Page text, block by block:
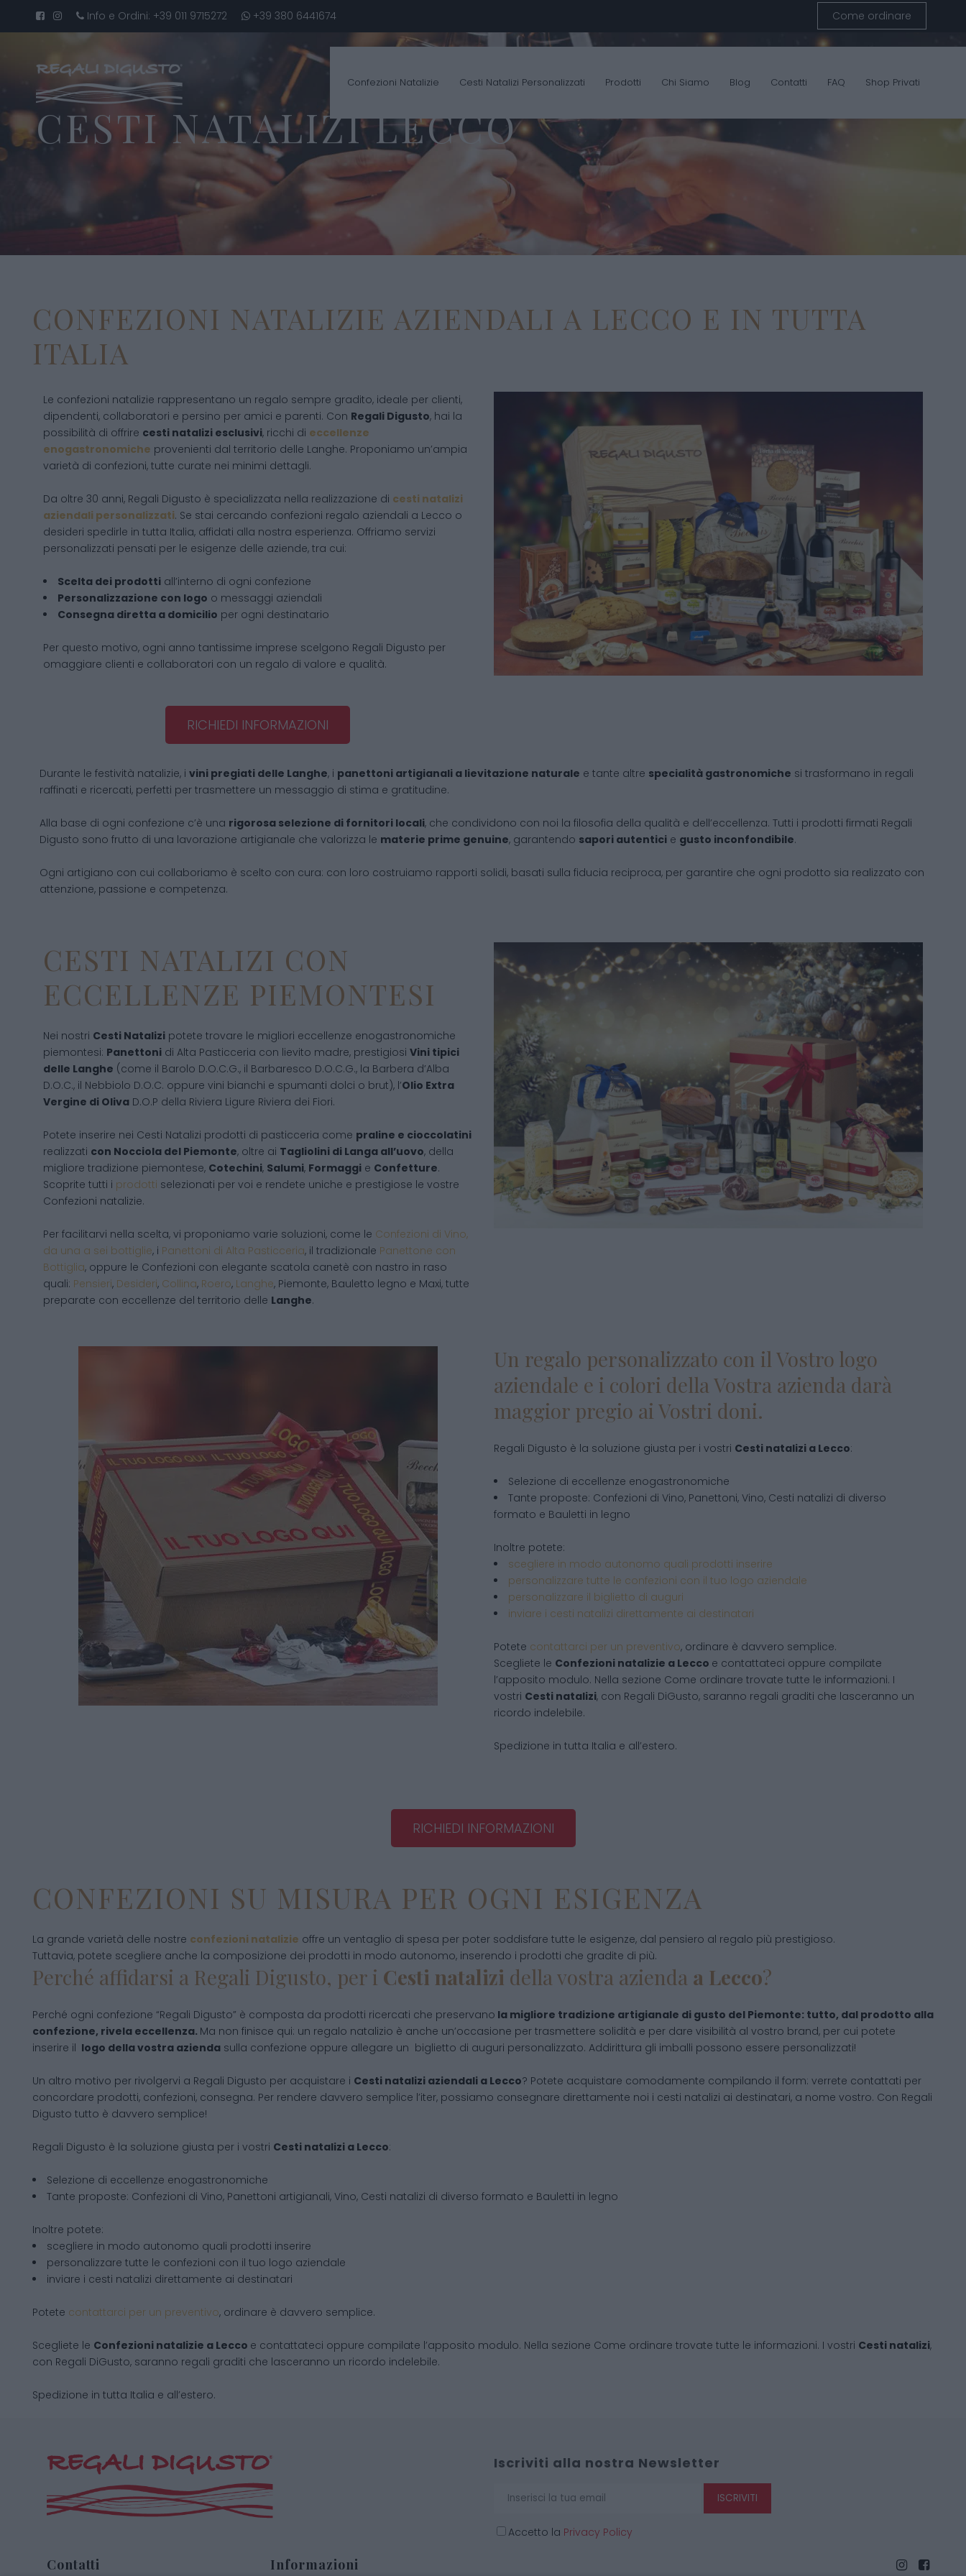
Info e Ordini: +39 011 9715272 +39 380 6441674 Come ordinare
Confezioni Natalizie Cesti Natalizi Personalizzati Prodotti Chi Siamo Blog Contatti FAQ Shop Privati
CESTI NATALIZI LECCO
CONFEZIONI NATALIZIE AZIENDALI A LECCO E IN TUTTA
ITALIA
Le confezioni natalizie rappresentano un regalo sempre gradito, ideale per clienti,
dipendenti, collaboratori e persino per amici e parenti. Con Regali Digusto, hai la
possibilità di offrire cesti natalizi esclusivi, ricchi di eccellenze
enogastronomiche provenienti dal territorio delle Langhe. Proponiamo un’ampia
varietà di confezioni, tutte curate nei minimi dettagli.
Da oltre 30 anni, Regali Digusto è specializzata nella realizzazione di cesti natalizi
aziendali personalizzati. Se stai cercando confezioni regalo aziendali a Lecco o
desideri spedirle in tutta Italia, affidati alla nostra esperienza. Offriamo servizi
personalizzati pensati per le esigenze delle aziende, tra cui:
Scelta dei prodotti all’interno di ogni confezione
Personalizzazione con logo o messaggi aziendali
Consegna diretta a domicilio per ogni destinatario
Per questo motivo, ogni anno tantissime imprese scelgono Regali Digusto per
omaggiare clienti e collaboratori con un regalo di valore e qualità.
RICHIEDI INFORMAZIONI
Durante le festività natalizie, i vini pregiati delle Langhe, i panettoni artigianali a lievitazione naturale e tante altre specialità gastronomiche si trasformano in regali
raffinati e ricercati, perfetti per trasmettere un messaggio di stima e gratitudine.
Alla base di ogni confezione c’è una rigorosa selezione di fornitori locali, che condividono con noi la filosofia della qualità e dell’eccellenza. Tutti i prodotti firmati Regali
Digusto sono frutto di una lavorazione artigianale che valorizza le materie prime genuine, garantendo sapori autentici e gusto inconfondibile.
Ogni artigiano con cui collaboriamo è scelto con cura: con loro costruiamo rapporti solidi, basati sulla fiducia reciproca, per garantire che ogni prodotto sia realizzato con
attenzione, passione e competenza.
CESTI NATALIZI CON
ECCELLENZE PIEMONTESI
Nei nostri Cesti Natalizi potete trovare le migliori eccellenze enogastronomiche
piemontesi: Panettoni di Alta Pasticceria con lievito madre, prestigiosi Vini tipici
delle Langhe (come il Barolo D.O.C.G., il Barbaresco D.O.C.G., la Barbera d’Alba
D.O.C., il Nebbiolo D.O.C. oppure vini bianchi e spumanti dolci o brut), l’Olio Extra
Vergine di Oliva D.O.P della Riviera Ligure Riviera dei Fiori.
Potete inserire nei Cesti Natalizi prodotti di pasticceria come praline e cioccolatini
realizzati con Nocciola del Piemonte, oltre ai Tagliolini di Langa all’uovo, della
migliore tradizione piemontese, Cotechini, Salumi, Formaggi e Confetture.
Scoprite tutti i prodotti selezionati per voi e rendete uniche e prestigiose le vostre
Confezioni natalizie.
Per facilitarvi nella scelta, vi proponiamo varie soluzioni, come le Confezioni di Vino,
da una a sei bottiglie, i Panettoni di Alta Pasticceria, il tradizionale Panettone con
Bottiglia, oppure le Confezioni con elegante scatola canetè con nastro in raso
quali: Pensieri, Desideri, Collina, Roero, Langhe, Piemonte, Bauletto legno e Maxi, tutte
preparate con eccellenze del territorio delle Langhe.
Un regalo personalizzato con il Vostro logo
aziendale e i colori della Vostra azienda darà
maggior pregio ai Vostri doni.
Regali Digusto è la soluzione giusta per i vostri Cesti natalizi a Lecco:
Selezione di eccellenze enogastronomiche
Tante proposte: Confezioni di Vino, Panettoni, Vino, Cesti natalizi di diverso
formato e Bauletti in legno
Inoltre potete:
scegliere in modo autonomo quali prodotti inserire
personalizzare tutte le confezioni con il tuo logo aziendale
personalizzare il biglietto di auguri
inviare i cesti natalizi direttamente ai destinatari
Potete contattarci per un preventivo, ordinare è davvero semplice.
Scegliete le Confezioni natalizie a Lecco e contattateci oppure compilate
l’apposito modulo. Nella sezione Come ordinare trovate tutte le informazioni. I
vostri Cesti natalizi, con Regali DiGusto, saranno regali graditi che lasceranno un
ricordo indelebile.
Spedizione in tutta Italia e all’estero.
RICHIEDI INFORMAZIONI
CONFEZIONI SU MISURA PER OGNI ESIGENZA
La grande varietà delle nostre confezioni natalizie offre un ventaglio di spesa per poter soddisfare tutte le esigenze, dal pensiero al regalo più prestigioso.
Tuttavia, potete scegliere anche la composizione dei prodotti in modo autonomo, inserendo i prodotti che gradite di più.
Perché affidarsi a Regali Digusto, per i Cesti natalizi della vostra azienda a Lecco?
Perché ogni confezione “Regali Digusto” è composta da prodotti ricercati che preservano la migliore tradizione artigianale di gusto del Piemonte: tutto, dal prodotto alla
confezione, rivela eccellenza. Ma non finisce qui: un regalo natalizio è anche un’occasione per trasmettere solidità e per dare visibilità al vostro brand, per cui potete
inserire il logo della vostra azienda sulla confezione oppure allegare un biglietto di auguri personalizzato. Addirittura gli imballi possono essere personalizzati!
Un altro motivo per rivolgervi a Regali Digusto per acquistare i Cesti natalizi aziendali a Lecco? Potete acquistare comodamente compilando il form: verrete contattati per
concordare prodotti, confezioni, consegna. Per rendere davvero semplice l’iter, possiamo consegnare direttamente noi i cesti natalizi ai destinatari, a nome vostro. Con Regali
Digusto tutto è davvero semplice!
Regali Digusto è la soluzione giusta per i vostri Cesti natalizi a Lecco:
Selezione di eccellenze enogastronomiche
Tante proposte: Confezioni di Vino, Panettoni artigianali, Vino, Cesti natalizi di diverso formato e Bauletti in legno
Inoltre potete:
scegliere in modo autonomo quali prodotti inserire
personalizzare tutte le confezioni con il tuo logo aziendale
inviare i cesti natalizi direttamente ai destinatari
Potete contattarci per un preventivo, ordinare è davvero semplice.
Scegliete le Confezioni natalizie a Lecco e contattateci oppure compilate l’apposito modulo. Nella sezione Come ordinare trovate tutte le informazioni. I vostri Cesti natalizi,
con Regali DiGusto, saranno regali graditi che lasceranno un ricordo indelebile.
Spedizione in tutta Italia e all’estero.
Iscriviti alla nostra Newsletter
ISCRIVITI
Accetto la Privacy Policy
Contatti Informazioni